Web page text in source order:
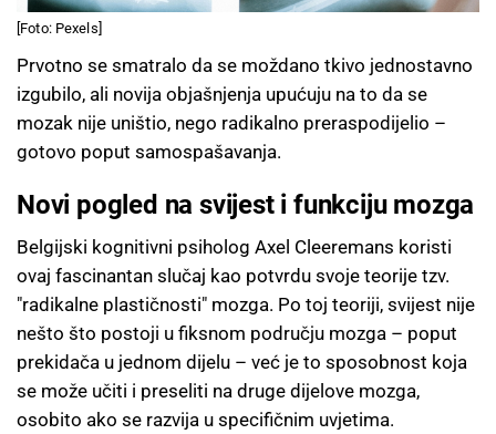
[Foto: Pexels]
Prvotno se smatralo da se moždano tkivo jednostavno
izgubilo, ali novija objašnjenja upućuju na to da se
mozak nije uništio, nego radikalno preraspodijelio –
gotovo poput samospašavanja.
Novi pogled na svijest i funkciju mozga
Belgijski kognitivni psiholog Axel Cleeremans koristi
ovaj fascinantan slučaj kao potvrdu svoje teorije tzv.
"radikalne plastičnosti" mozga. Po toj teoriji, svijest nije
nešto što postoji u fiksnom području mozga – poput
prekidača u jednom dijelu – već je to sposobnost koja
se može učiti i preseliti na druge dijelove mozga,
osobito ako se razvija u specifičnim uvjetima.